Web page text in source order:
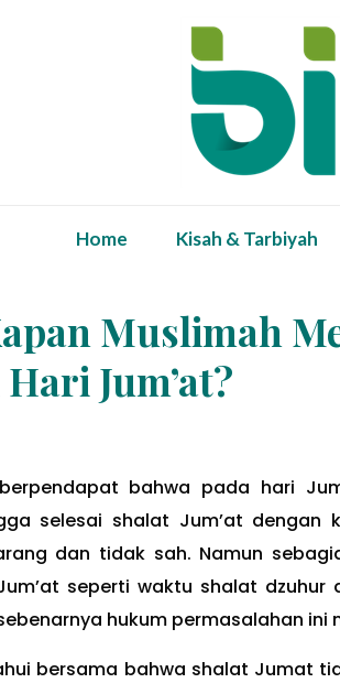
Home Kisah & Tarbiyah
Muslimah
Jum’at?
bahwa pada hari
selesai shalat Jum’at dengan
dan tidak sah. Namun
seperti waktu shalat
hukum permasalahan ini
bersama bahwa shalat Jumat